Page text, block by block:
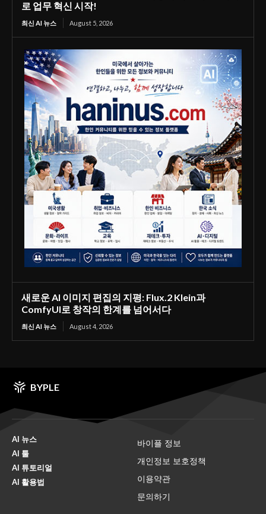
로 업무 혁신 시작!
최신 AI 뉴스 August 5, 2026
새로운 AI 이미지 편집의 지평: Flux.2 Klein과
ComfyUI로 창작의 한계를 넘어서다
최신 AI 뉴스 August 4, 2026
BYPLE
AI 뉴스
AI 툴
AI 튜토리얼
AI 활용법
바이플 정보
개인정보 보호정책
이용약관
문의하기